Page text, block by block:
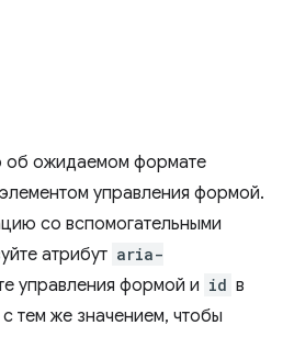
ожидаемом формате
управления формой.
со вспомогательными
атрибут aria-
управления формой и id в
тем же значением, чтобы